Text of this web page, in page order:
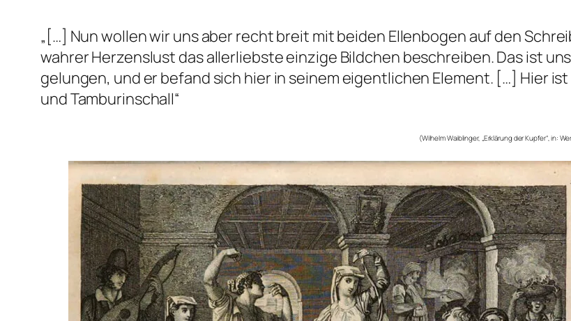
„[…] Nun wollen wir uns aber recht breit mit beiden Ellenbogen auf den
wahrer Herzenslust das allerliebste einzige Bildchen beschreiben. Das ist
gelungen, und er befand sich hier in seinem eigentlichen Element. […] Hier
und Tamburinschall“
(Wilhelm Waiblinger, „Erklärung der Kupfer“, in: